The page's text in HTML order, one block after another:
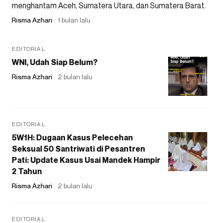
menghantam Aceh, Sumatera Utara, dan Sumatera Barat.
Risma Azhari 1 bulan lalu
EDITORIAL
WNI, Udah Siap Belum?
Risma Azhari 2 bulan lalu
EDITORIAL
5W1H: Dugaan Kasus Pelecehan
Seksual 50 Santriwati di Pesantren
Pati: Update Kasus Usai Mandek Hampir
2 Tahun
Risma Azhari 2 bulan lalu
EDITORIAL